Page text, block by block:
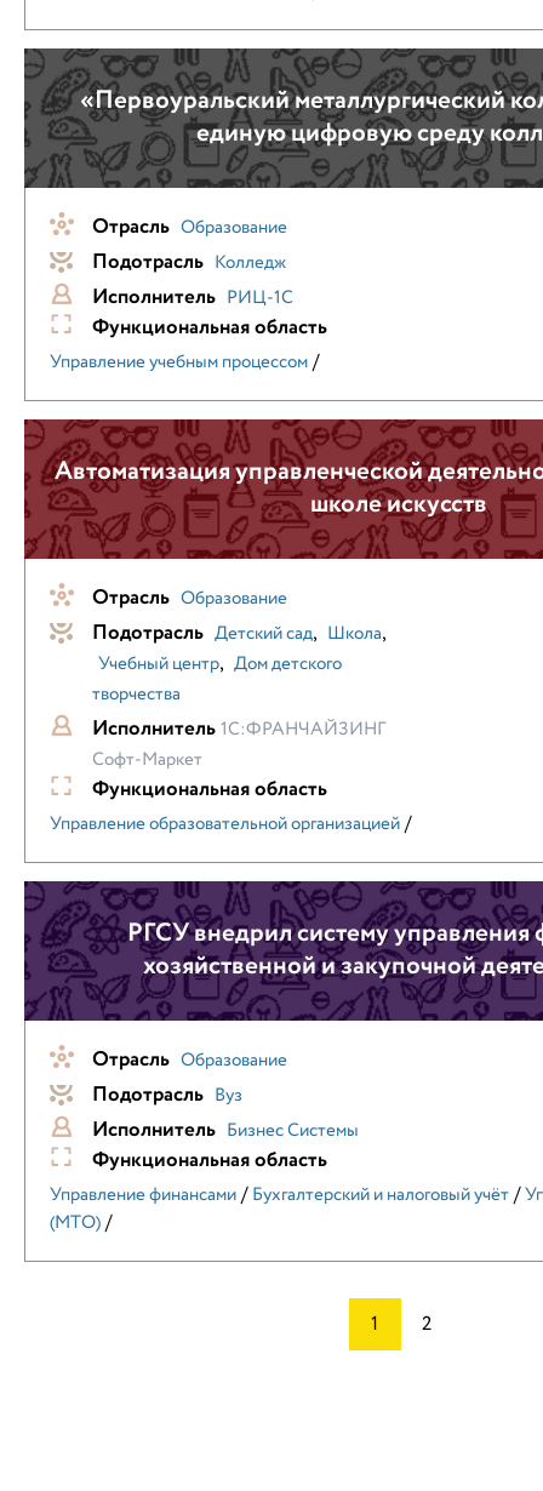
«Первоуральский металлургический
единую цифровую среду
Отрасль Образование
Подотрасль Колледж
Исполнитель РИЦ-1С
Функциональная область
Управление учебным процессом/
Автоматизация управленческой
школе искусств
Отрасль Образование
Подотрасль Детский сад, Школа,
Учебный центр, Дом детского
творчества
Исполнитель1С:ФРАНЧАЙЗИНГ
Софт-Маркет
Функциональная область
Управление образовательной организацией/
РГСУ внедрил систему управления
хозяйственной и закупочной
Отрасль Образование
Подотрасль Вуз
Исполнитель Бизнес Системы
Функциональная область
Управление финансами/Бухгалтерский и налоговый учёт/
(МТО)/
1 2